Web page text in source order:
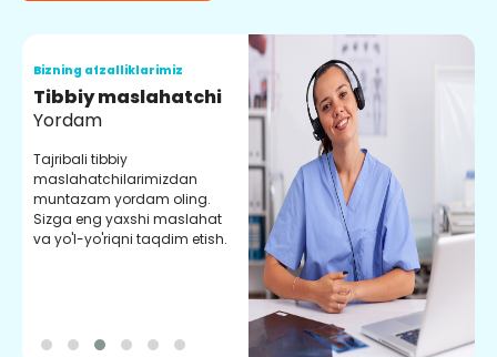
Bizning afzalliklarimiz
Tibbiy maslahatchi
Yordam
Tajribali tibbiy
maslahatchilarimizdan
muntazam yordam oling.
Sizga eng yaxshi maslahat
va yo'l-yo'riqni taqdim etish.